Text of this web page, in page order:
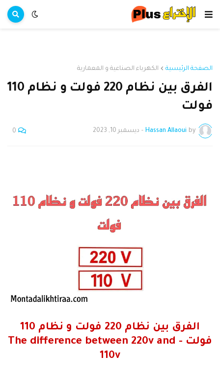
الصفحة الرئيسية الكهرباء الصناعية و المعمارية
الفرق بين نظام 220 فولت و نظام 110
فولت
by
Hassan Allaoui
- ديسمبر 10, 2023 0
الفرق بين نظام 220 فولت و نظام 110
فولت - The difference between 220v and
110v